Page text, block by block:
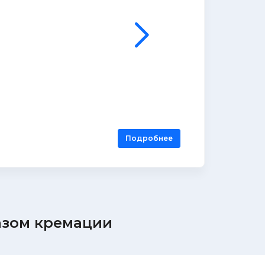
Подробнее
кремации